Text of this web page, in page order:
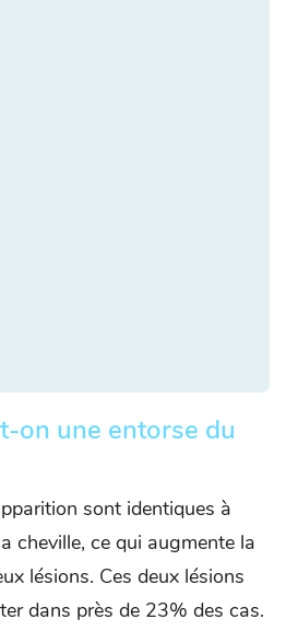
on une entorse du
sont identiques à
cheville, ce qui augmente la
lésions. Ces deux lésions
dans près de 23% des cas.